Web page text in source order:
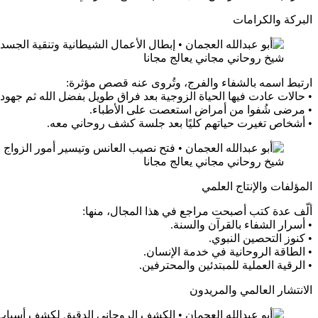
البركة والكرامات
شيخ روحاني مجاني يعالج مجانا
ارتبط اسمه بالشفاء والفرج، وتُروى عنه قصص مؤثرة:
• حالات عادت فيها الحياة الزوجية بعد فراق طويل بفضل الله ثم
• مرضى شُفوا من أمراض استعصت على الأطباء.
• أشخاص تغيرت حياتهم كليًا بعد جلسة كشف روحاني معه.
شيخ روحاني مجاني يعالج مجانا
المؤلفات والإنتاج العلمي
ألّف عدة كتب أصبحت مراجع في هذا المجال، منها:
• أسرار الشفاء بالقرآن والسنة.
• كنوز التحصين النبوي.
• الطاقة الروحانية في خدمة الإنسان.
• الرقية العملية للمبتدئين والمحترفين.
الانتشار العالمي والمريدون